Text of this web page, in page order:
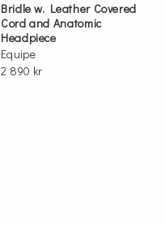
Bridle w. Leather Covered
Cord and Anatomic
Headpiece
Equipe
2 890 kr